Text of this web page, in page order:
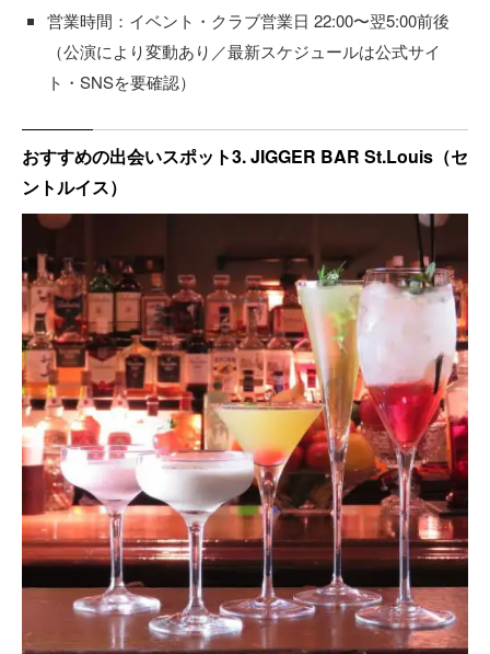
営業時間：イベント・クラブ営業日 22:00〜翌5:00前後
（公演により変動あり／最新スケジュールは公式サイ
ト・SNSを要確認）
おすすめの出会いスポット3. JIGGER BAR St.Louis（セ
ントルイス）